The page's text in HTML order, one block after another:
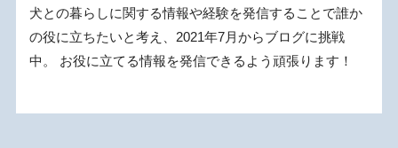
犬との暮らしに関する情報や経験を発信することで誰か
の役に立ちたいと考え、2021年7月からブログに挑戦
中。 お役に立てる情報を発信できるよう頑張ります！